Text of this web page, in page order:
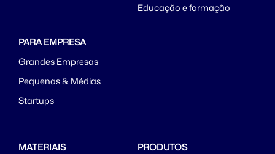
Educação e formação
PARA EMPRESA
Grandes Empresas
Pequenas & Médias
Startups
MATERIAIS
PRODUTOS